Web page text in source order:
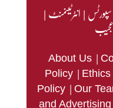
سپورٹس|انٹرٹینمنٹ|
About Us |
Policy |
Policy | Our
and